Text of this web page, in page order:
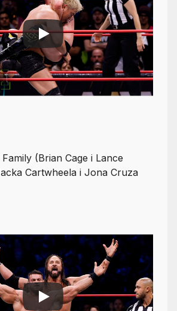
(Brian Cage i Lance
Cartwheela i Jona Cruza